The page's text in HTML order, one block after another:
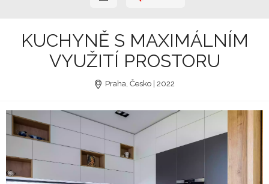
KUCHYNĚ S MAXIMÁLNÍM
VYUŽITÍ PROSTORU
Praha, Česko | 2022